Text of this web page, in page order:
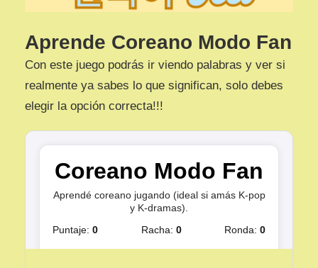
Aprende Coreano Modo Fan
Con este juego podrás ir viendo palabras y ver si
realmente ya sabes lo que significan, solo debes
elegir la opción correcta!!!